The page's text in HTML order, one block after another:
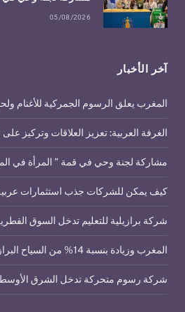
آخر الأخبار
المغرب يعلق الرسوم الجمركية للأغنام
الغرفة العربية: تعزيز العلاقات وتركيز على
مشاركة لجنة وحي في قمة ” المرأة في
كيف يمكن للشركات جذب استثمارات
شركة برازيلية للتعليم تدخل السوق
المغرب وزيادة بنسبة 14% من السياح البرازيليين
شركة رسوم متحركة تدخل الشرق الأوسط
05/08/2026